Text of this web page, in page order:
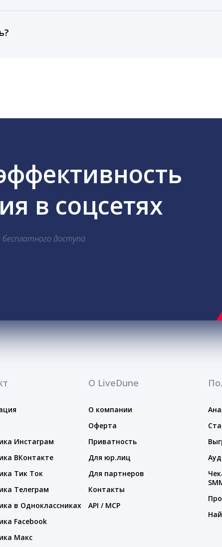
в соцсетях
доступа.
Инстаграм
ВКонтакте
Тик Ток
Телеграм
в Одноклассниках
Facebook
Макс
О LiveDune
О компании
Оферта
Приватность
Для юр.лиц
Для партнеров
Контакты
API / MCP